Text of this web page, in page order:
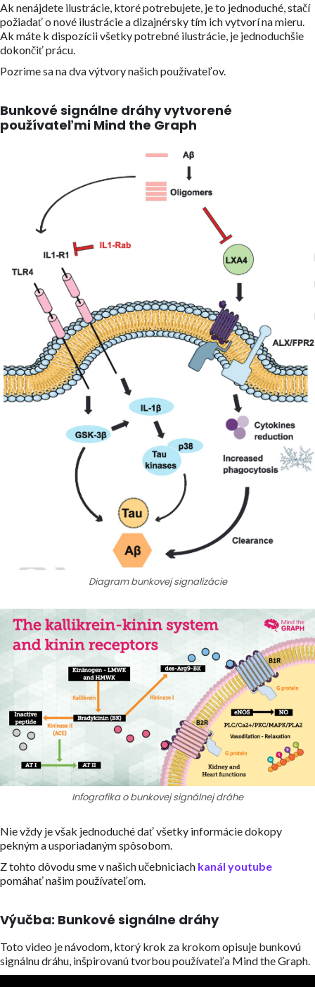
Ak nenájdete ilustrácie, ktoré potrebujete, je to jednoduché, stačí
požiadať o nové ilustrácie a dizajnérsky tím ich vytvorí na mieru.
Ak máte k dispozícii všetky potrebné ilustrácie, je jednoduchšie
dokončiť prácu.
Pozrime sa na dva výtvory našich používateľov.
Bunkové signálne dráhy vytvorené
používateľmi Mind the Graph
Diagram bunkovej signalizácie
Infografika o bunkovej signálnej dráhe
Nie vždy je však jednoduché dať všetky informácie dokopy
pekným a usporiadaným spôsobom.
Z tohto dôvodu sme v našich učebniciach kanál youtube
pomáhať našim používateľom.
Výučba: Bunkové signálne dráhy
Toto video je návodom, ktorý krok za krokom opisuje bunkovú
signálnu dráhu, inšpirovanú tvorbou používateľa Mind the Graph.